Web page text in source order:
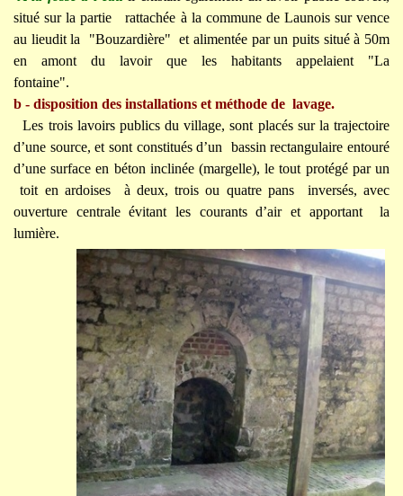
situé sur la partie rattachée à la commune de Launois sur vence
au lieudit la "Bouzardière" et alimentée par un puits situé à 50m
en amont du lavoir que les habitants appelaient "La
fontaine".
b - disposition des installations et méthode de lavage.
Les trois lavoirs publics du village, sont placés sur la trajectoire
d’une source, et sont constitués d’un bassin rectangulaire entouré
d’une surface en béton inclinée (margelle), le tout protégé par un
toit en ardoises à deux, trois ou quatre pans inversés, avec
ouverture centrale évitant les courants d’air et apportant la
lumière.